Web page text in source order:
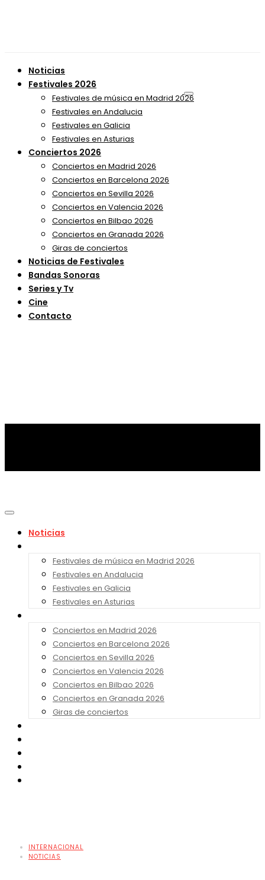
Noticias
Festivales 2026
Festivales de música en Madrid 2026
Festivales en Andalucia
Festivales en Galicia
Festivales en Asturias
Conciertos 2026
Conciertos en Madrid 2026
Conciertos en Barcelona 2026
Conciertos en Sevilla 2026
Conciertos en Valencia 2026
Conciertos en Bilbao 2026
Conciertos en Granada 2026
Giras de conciertos
Noticias de Festivales
Bandas Sonoras
Series y Tv
Cine
Contacto
Noticias
Festivales de música en Madrid 2026
Festivales en Andalucia
Festivales en Galicia
Festivales en Asturias
Conciertos en Madrid 2026
Conciertos en Barcelona 2026
Conciertos en Sevilla 2026
Conciertos en Valencia 2026
Conciertos en Bilbao 2026
Conciertos en Granada 2026
Giras de conciertos
INTERNACIONAL
NOTICIAS